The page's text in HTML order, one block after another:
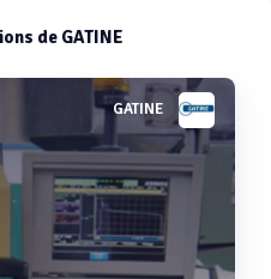
de GATINE
GATINE